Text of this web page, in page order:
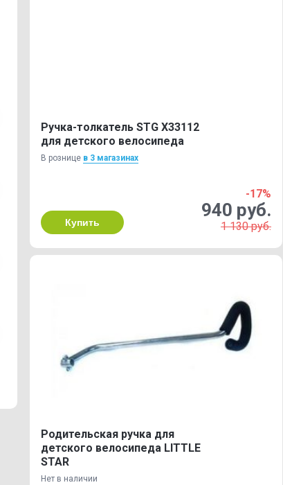
Ручка-толкатель STG Х33112
для детского велосипеда
В рознице в 3 магазинах
Купить
-17%
940 руб.
1 130 руб.
Родительская ручка для
детского велосипеда LITTLE
STAR
Нет в наличии